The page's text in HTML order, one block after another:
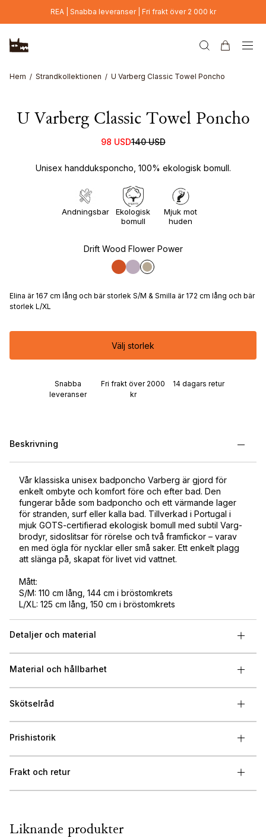
Hoppa till huvudinnehållREA | Snabba leveranser | Fri frakt över 2 000 kr
Hem Strandkollektionen U Varberg Classic Towel Poncho
U Varberg Classic Towel Poncho
98 USD140 USD
Unisex handduksponcho, 100% ekologisk bomull.
Andningsbar
Ekologisk
bomull
Mjuk mot
huden
Drift Wood Flower Power
Elina är 167 cm lång och bär storlek S/M & Smilla är 172 cm lång och bär
storlek L/XL
Välj storlek
Snabba
leveranser
Fri frakt över 2000
kr
14 dagars retur
Beskrivning
Vår klassiska unisex badponcho Varberg är gjord för
enkelt ombyte och komfort före och efter bad. Den
fungerar både som badponcho och ett värmande lager
för stranden, surf eller kalla bad. Tillverkad i Portugal i
mjuk GOTS-certifierad ekologisk bomull med subtil Varg-
brodyr, sidoslitsar för rörelse och två framfickor – varav
en med ögla för nycklar eller små saker. Ett enkelt plagg
att slänga på, skapat för livet vid vattnet.
Mått:
S/M: 110 cm lång, 144 cm i bröstomkrets
L/XL: 125 cm lång, 150 cm i bröstomkrets
Detaljer och material
Material och hållbarhet
Skötselråd
Prishistorik
Frakt och retur
Liknande produkter